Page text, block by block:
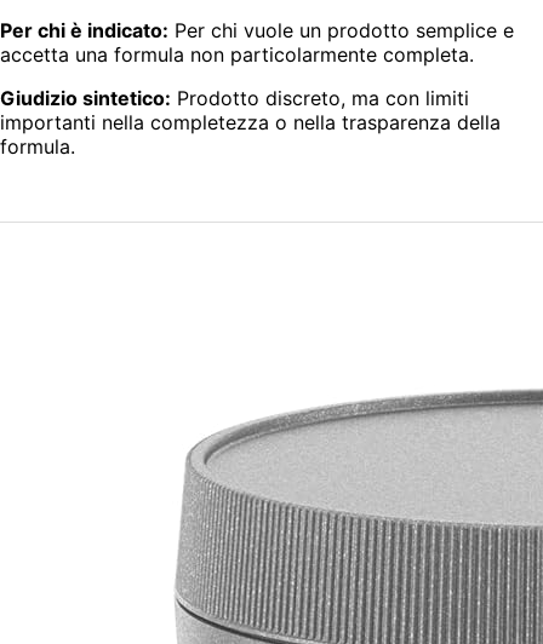
Per chi è indicato: Per chi vuole un prodotto semplice e
accetta una formula non particolarmente completa.
Giudizio sintetico: Prodotto discreto, ma con limiti
importanti nella completezza o nella trasparenza della
formula.